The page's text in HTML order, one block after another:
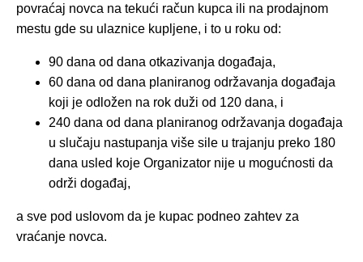
povraćaj novca na tekući račun kupca ili na prodajnom
mestu gde su ulaznice kupljene, i to u roku od:
90 dana od dana otkazivanja događaja,
60 dana od dana planiranog održavanja događaja
koji je odložen na rok duži od 120 dana, i
240 dana od dana planiranog održavanja događaja
u slučaju nastupanja više sile u trajanju preko 180
dana usled koje Organizator nije u mogućnosti da
održi događaj,
a sve pod uslovom da je kupac podneo zahtev za
vraćanje novca.